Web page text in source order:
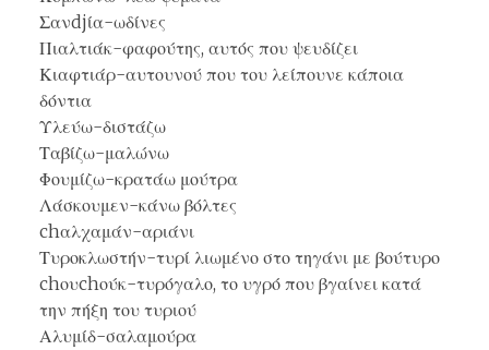
Σανdjία-ωδίνες
Πιαλτιάκ-φαφούτης, αυτός που ψευδίζει
Κιαφτιάρ-αυτουνού που του λείπουνε κάποια
δόντια
Υλεύω-διστάζω
Ταβίζω-μαλώνω
Φουμίζω-κρατάω μούτρα
Λάσκουμεν-κάνω βόλτες
chαλχαμάν-αριάνι
Τυροκλωστήν-τυρί λιωμένο στο τηγάνι με βούτυρο
chουchούκ-τυρόγαλο, το υγρό που βγαίνει κατά
την πήξη του τυριού
Αλυμίδ-σαλαμούρα